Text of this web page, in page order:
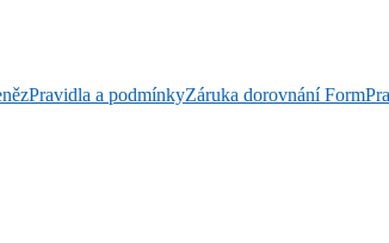
Pravidla a podmínkyZáruka dorovnání Form